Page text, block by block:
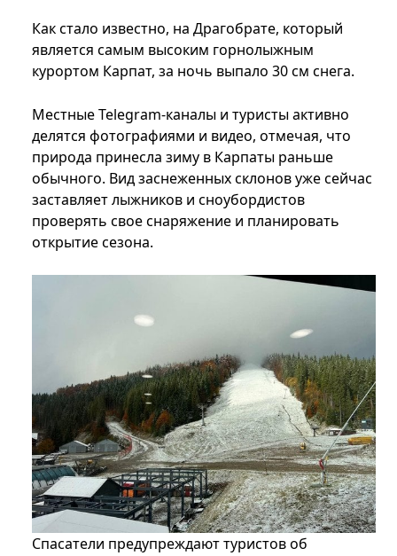
Как стало известно, на Драгобрате, который
является самым высоким горнолыжным
курортом Карпат, за ночь выпало 30 см снега.
Местные Telegram-каналы и туристы активно
делятся фотографиями и видео, отмечая, что
природа принесла зиму в Карпаты раньше
обычного. Вид заснеженных склонов уже сейчас
заставляет лыжников и сноубордистов
проверять свое снаряжение и планировать
открытие сезона.
Спасатели предупреждают туристов об